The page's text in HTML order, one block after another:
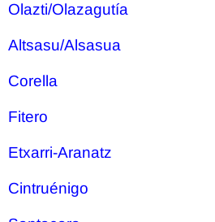
Olazti/Olazagutía
Altsasu/Alsasua
Corella
Fitero
Etxarri-Aranatz
Cintruénigo